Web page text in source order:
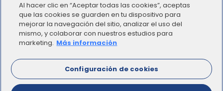
© 2012 - 2025 | Workana LLC - Todos los derechos
reservados
Al hacer clic en “Aceptar todas las cookies”, aceptas
que las cookies se guarden en tu dispositivo para
mejorar la navegación del sitio, analizar el uso del
mismo, y colaborar con nuestros estudios para
marketing. Más información
Configuración de cookies